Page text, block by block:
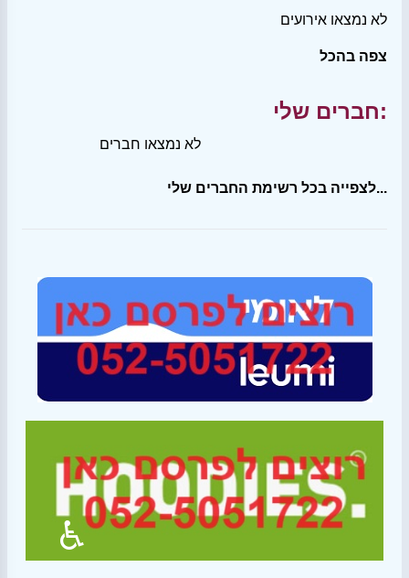
לא נמצאו אירועים
צפה בהכל
חברים שלי:
לא נמצאו חברים
לצפייה בכל רשימת החברים שלי...
♿